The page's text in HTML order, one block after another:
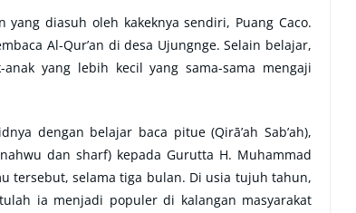
diasuh oleh kakeknya sendiri, Puang Caco.
Al-Qur’an di desa Ujungnge. Selain belajar,
yang lebih kecil yang sama-sama mengaji
dengan belajar baca pitue (Qirā’ah Sab’ah),
dan sharf) kepada Gurutta H. Muhammad
tersebut, selama tiga bulan. Di usia tujuh tahun,
ia menjadi populer di kalangan masyarakat